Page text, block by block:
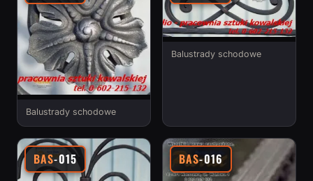
Balustrady schodowe
Balustrady schodowe
BAS-015 BAS-016